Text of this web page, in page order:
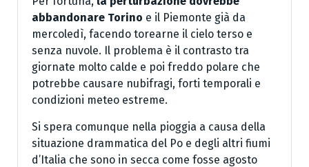
abbandonare Torino e il Piemonte già da
mercoledì, facendo torearne il cielo terso e
senza nuvole. Il problema è il contrasto tra
giornate molto calde e poi freddo polare che
potrebbe causare nubifragi, forti temporali e
condizioni meteo estreme.
Si spera comunque nella pioggia a causa della
situazione drammatica del Po e degli altri fiumi
d’Italia che sono in secca come fosse agosto